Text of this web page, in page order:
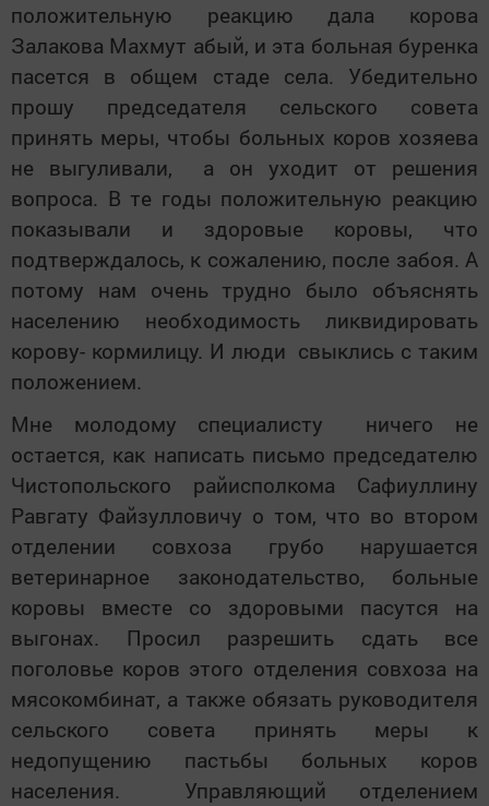
положительную реакцию дала корова
Залакова Махмут абый, и эта больная буренка
пасется в общем стаде села. Убедительно
прошу председателя сельского совета
принять меры, чтобы больных коров хозяева
не выгуливали, а он уходит от решения
вопроса. В те годы положительную реакцию
показывали и здоровые коровы, что
подтверждалось, к сожалению, после забоя. А
потому нам очень трудно было объяснять
населению необходимость ликвидировать
корову- кормилицу. И люди свыклись с таким
положением.
Мне молодому специалисту ничего не
остается, как написать письмо председателю
Чистопольского райисполкома Сафиуллину
Равгату Файзулловичу о том, что во втором
отделении совхоза грубо нарушается
ветеринарное законодательство, больные
коровы вместе со здоровыми пасутся на
выгонах. Просил разрешить сдать все
поголовье коров этого отделения совхоза на
мясокомбинат, а также обязать руководителя
сельского совета принять меры к
недопущению пастьбы больных коров
населения. Управляющий отделением